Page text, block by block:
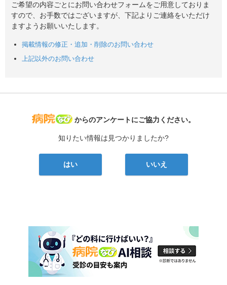
ご希望の内容ごとにお問い合わせフォームをご用意しておりま
すので、お手数ではございますが、下記よりご連絡をいただけ
ますようお願いいたします。
掲載情報の修正・追加・削除のお問い合わせ
上記以外のお問い合わせ
病院なび
からのアンケートにご協力ください。
知りたい情報は見つかりましたか?
はい いいえ